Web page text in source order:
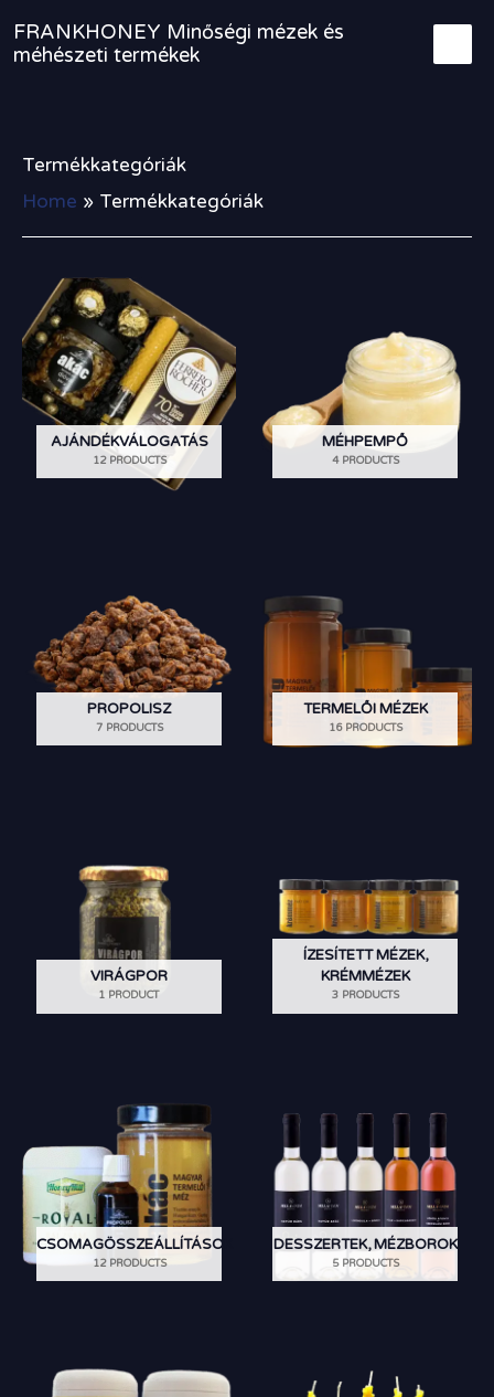
content
FRANKHONEY Minőségi mézek és
méhészeti termékek
Termékkategóriák
Home
Termékkategóriák
AJÁNDÉKVÁLOGATÁS
12 PRODUCTS
MÉHPEMPŐ
4 PRODUCTS
PROPOLISZ
7 PRODUCTS
TERMELŐI MÉZEK
16 PRODUCTS
VIRÁGPOR
1 PRODUCT
ÍZESÍTETT MÉZEK,
KRÉMMÉZEK
3 PRODUCTS
CSOMAGÖSSZEÁLLÍTÁSOK
12 PRODUCTS
DESSZERTEK, MÉZBOROK
5 PRODUCTS